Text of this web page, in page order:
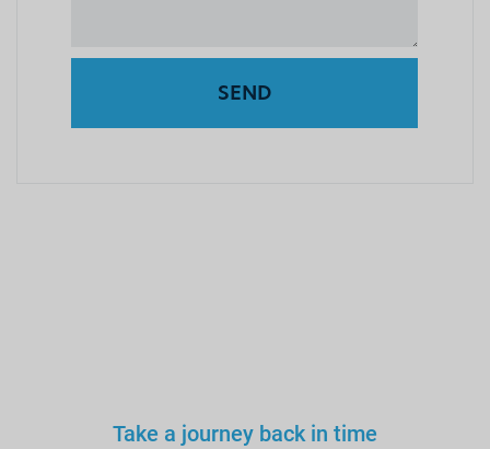
SEND
Take a journey back in time